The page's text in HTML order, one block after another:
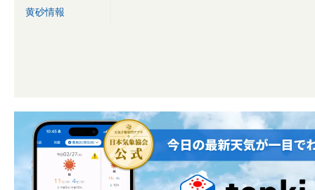
黄砂情報